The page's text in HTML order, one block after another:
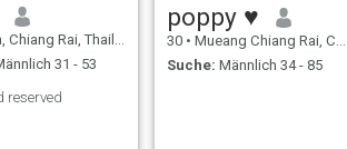
Rai, Thailand
31 - 53
reserved
poppy ♥️
30 • Mueang Chiang Rai, Chiang Rai, Thailand
Suche: Männlich 34 - 85